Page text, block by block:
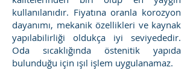
kullanılanıdır. Fiyatına oranla korozyon
dayanımı, mekanik özellikleri ve kaynak
yapılabilirliği oldukça iyi seviyededir.
Oda sıcaklığında östenitik yapıda
bulunduğu için ışıl işlem uygulanamaz.